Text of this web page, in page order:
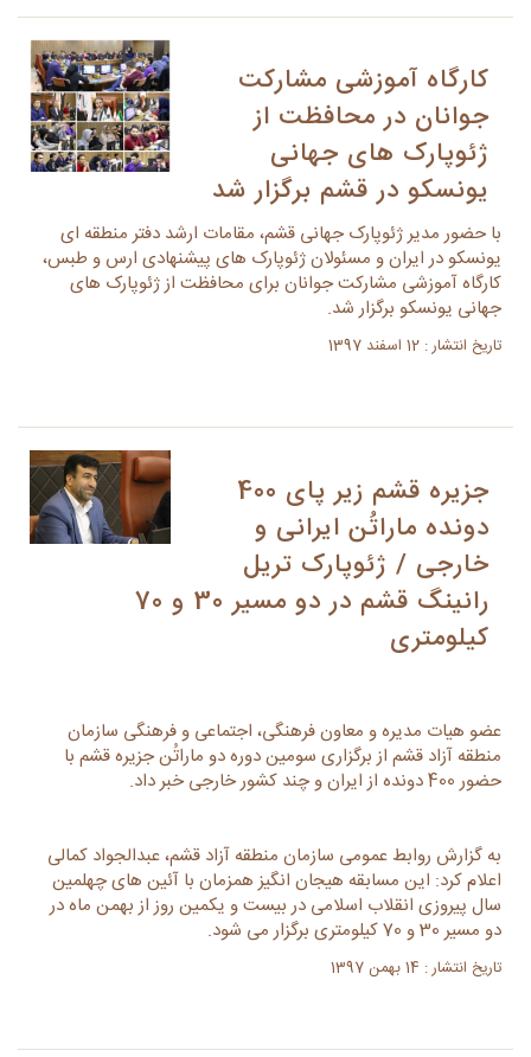
کارگاه آموزشی مشارکت
جوانان در محافظت از
ژئوپارک های جهانی
یونسکو در قشم برگزار شد
با حضور مدیر ژئوپارک جهانی قشم، مقامات ارشد دفتر منطقه ای
یونسکو در ایران و مسئولان ژئوپارک های پیشنهادی ارس و طبس،
کارگاه آموزشی مشارکت جوانان برای محافظت از ژئوپارک های
جهانی یونسکو برگزار شد.
تاریخ انتشار : 12 اسفند 1397
جزیره قشم زیر پای 400
دونده ماراتُن ایرانی و
خارجی / ژئوپارک تریل
رانینگ قشم در دو مسیر 30 و 70
کیلومتری
عضو هیات مدیره و معاون فرهنگی، اجتماعی و فرهنگی سازمان
منطقه آزاد قشم از برگزاری سومین دوره دو ماراتُن جزیره قشم با
حضور 400 دونده از ایران و چند کشور خارجی خبر داد.
به گزارش روابط عمومی سازمان منطقه آزاد قشم، عبدالجواد کمالی
اعلام کرد: این مسابقه هیجان انگیز همزمان با آئین های چهلمین
سال پیروزی انقلاب اسلامی در بیست و یکمین روز از بهمن ماه در
دو مسیر 30 و 70 کیلومتری برگزار می شود.
تاریخ انتشار : 14 بهمن 1397